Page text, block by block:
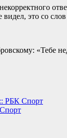
это со
«Тебе
РБК Спорт